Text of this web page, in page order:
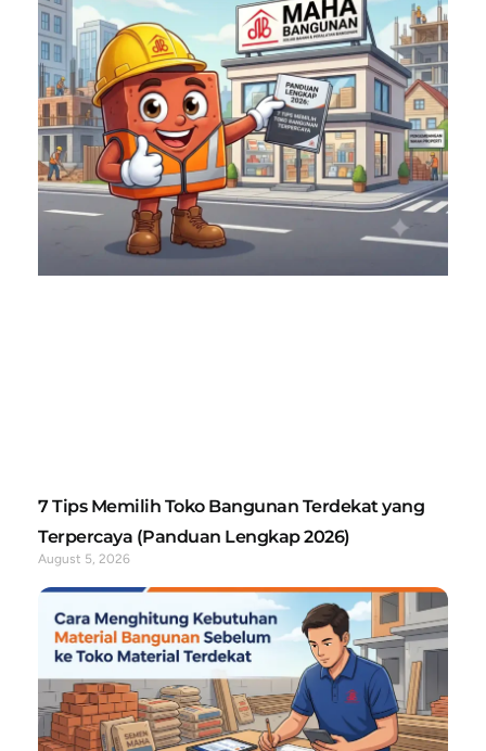
7 Tips Memilih Toko Bangunan Terdekat yang
Terpercaya (Panduan Lengkap 2026)
August 5, 2026